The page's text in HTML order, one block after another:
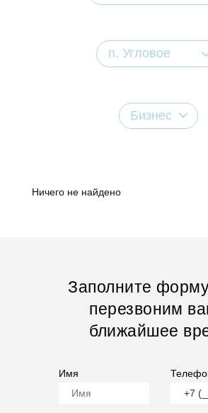
п. Угловое
Бизнес
Ничего не найдено
Заполните
перезвоним
ближайшее
Имя